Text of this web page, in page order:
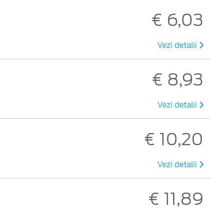
€ 6,03
Vezi detalii
€ 8,93
Vezi detalii
€ 10,20
Vezi detalii
€ 11,89